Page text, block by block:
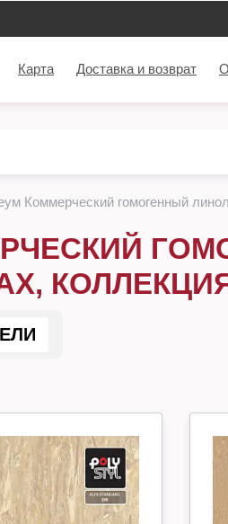
Карта Доставка и возврат
Коммерческий гомогенный
КОЛЛЕКЦИЯ